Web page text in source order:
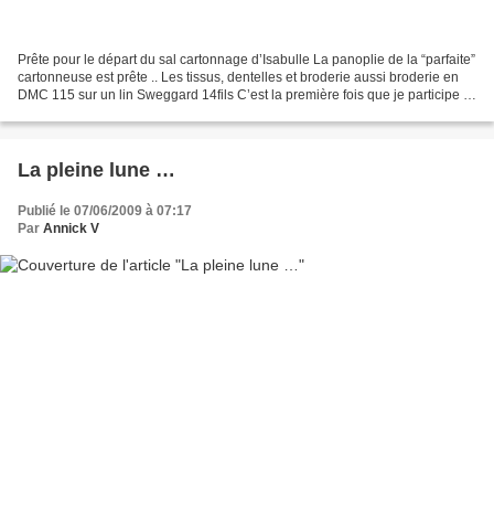
Prête pour le départ du sal cartonnage d’Isabulle La panoplie de la “parfaite”
cartonneuse est prête .. Les tissus, dentelles et broderie aussi broderie en
DMC 115 sur un lin Sweggard 14fils C’est la première fois que je participe à
La pleine lune …
Publié le 07/06/2009 à 07:17
Par Annick V